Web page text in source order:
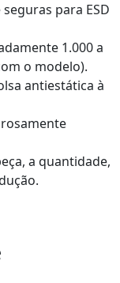
para ESD
1.000 a
o modelo).
antiestática à
a quantidade,